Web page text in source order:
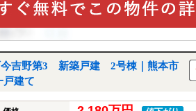
今吉野第3 新築戸建 2号棟｜熊本市
戸建て